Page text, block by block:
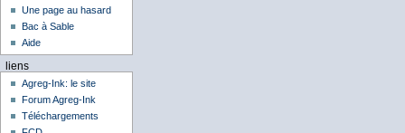
Une page au hasard
Bac à Sable
Aide
liens
Agreg-Ink: le site
Forum Agreg-Ink
Téléchargements